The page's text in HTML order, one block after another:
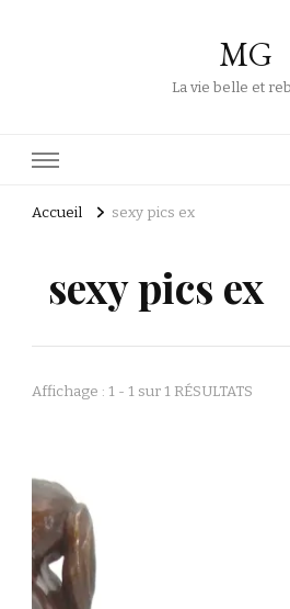
MG
La vie belle et
Accueil sexy pics ex
sexy pics ex
Affichage : 1 - 1 sur 1 RÉSULTATS